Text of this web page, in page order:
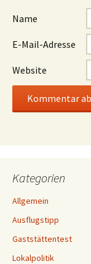
Name
E-Mail-Adresse
Website
Kategorien
Allgemein
Ausflugstipp
Gaststättentest
Lokalpolitik